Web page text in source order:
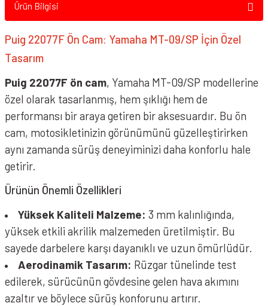
Ürün Bilgisi
Puig 22077F Ön Cam: Yamaha MT-09/SP İçin Özel
Tasarım
Puig 22077F ön cam, Yamaha MT-09/SP modellerine
özel olarak tasarlanmış, hem şıklığı hem de
performansı bir araya getiren bir aksesuardır. Bu ön
cam, motosikletinizin görünümünü güzelleştirirken
aynı zamanda sürüş deneyiminizi daha konforlu hale
getirir.
Ürünün Önemli Özellikleri
Yüksek Kaliteli Malzeme: 3 mm kalınlığında,
yüksek etkili akrilik malzemeden üretilmiştir. Bu
sayede darbelere karşı dayanıklı ve uzun ömürlüdür.
Aerodinamik Tasarım: Rüzgar tünelinde test
edilerek, sürücünün gövdesine gelen hava akımını
azaltır ve böylece sürüş konforunu artırır.